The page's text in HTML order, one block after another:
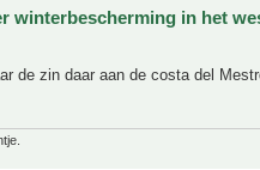
winterbescherming in het
de zin daar aan de costa del